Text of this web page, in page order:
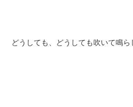
どうしても、どうしても吹いて鳴ら